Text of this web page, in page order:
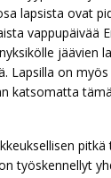
lapsista ovat
vappupäivää
jäävien
Lapsilla on
katsomatta
työskennellyt